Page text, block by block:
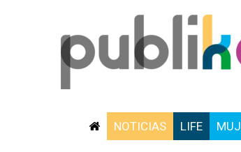
NOTICIAS LIFE